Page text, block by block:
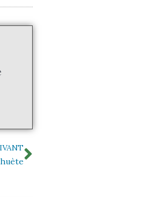
Suivant